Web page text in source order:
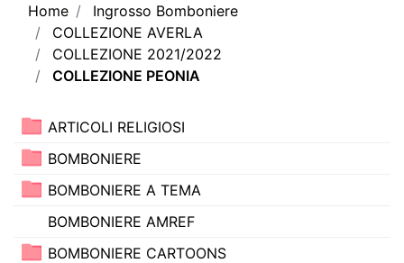
Home
Ingrosso Bomboniere
COLLEZIONE AVERLA
COLLEZIONE 2021/2022
COLLEZIONE PEONIA
ARTICOLI RELIGIOSI
BOMBONIERE
BOMBONIERE A TEMA
BOMBONIERE AMREF
BOMBONIERE CARTOONS